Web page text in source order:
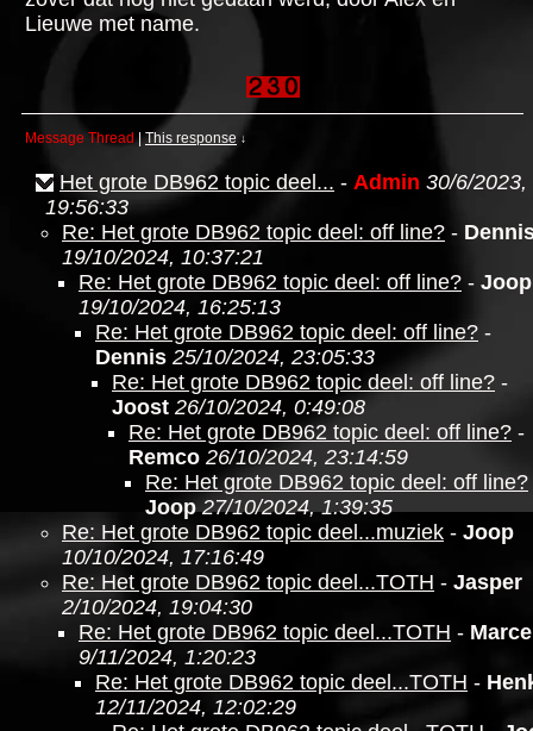
Lieuwe met name.
Message Thread |This response ↓
Het grote DB962 topic deel... - Admin 30/6/2023,
19:56:33
Re: Het grote DB962 topic deel: off line? -
19/10/2024, 10:37:21
Re: Het grote DB962 topic deel: off line? - Joop
19/10/2024, 16:25:13
Re: Het grote DB962 topic deel: off line? -
Dennis 25/10/2024, 23:05:33
Re: Het grote DB962 topic deel: off line? -
Joost 26/10/2024, 0:49:08
Re: Het grote DB962 topic deel: off line? -
Remco 26/10/2024, 23:14:59
Re: Het grote DB962 topic deel: off line?
Joop 27/10/2024, 1:39:35
Re: Het grote DB962 topic deel...muziek - Joop
10/10/2024, 17:16:49
Re: Het grote DB962 topic deel...TOTH - Jasper
2/10/2024, 19:04:30
Re: Het grote DB962 topic deel...TOTH -
9/11/2024, 1:20:23
Re: Het grote DB962 topic deel...TOTH -
12/11/2024, 12:02:29